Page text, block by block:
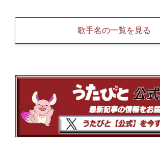
歌手名の一覧を見る